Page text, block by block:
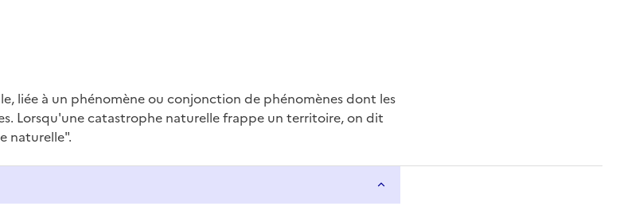
liée à un phénomène ou conjonction de phénomènes dont les
Lorsqu'une catastrophe naturelle frappe un territoire, on dit
naturelle".